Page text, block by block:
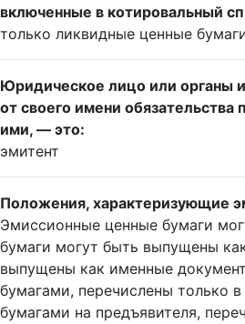
включенные в котировальный
только ликвидные ценные
Юридическое лицо или органы
от своего имени
ими, — это:
эмитент
Положения, характеризующие
Эмиссионные ценные бумаги
бумаги могут быть выпущены
выпущены как именные
бумагами, перечислены только
бумагами на предъявителя,